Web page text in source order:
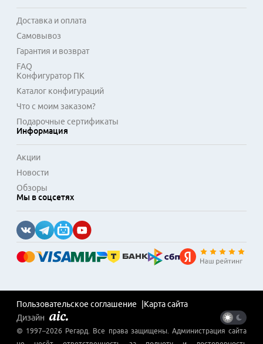
Доставка и оплата
Самовывоз
Гарантия и возврат
FAQ
Конфигуратор ПК
Каталог конфигураций
Что с моим заказом?
Подарочные сертификаты
Информация
Акции
Новости
Обзоры
Мы в соцсетях
Пользовательское соглашение
Карта сайта
Дизайн
© 1997–2026 Регард . Все права защищены. Администрация сайта